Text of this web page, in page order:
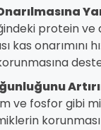
protein ve
kas onarımını
ve fosfor gibi